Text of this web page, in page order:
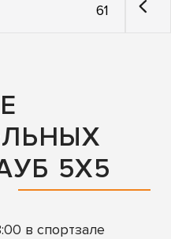
61
5Х5
в спортзале